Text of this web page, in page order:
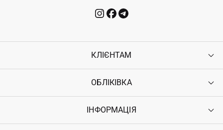
КЛІЄНТАМ
Контакти
Повернення
Гарантія
ОБЛІКІВКА
Увійти
ІНФОРМАЦІЯ